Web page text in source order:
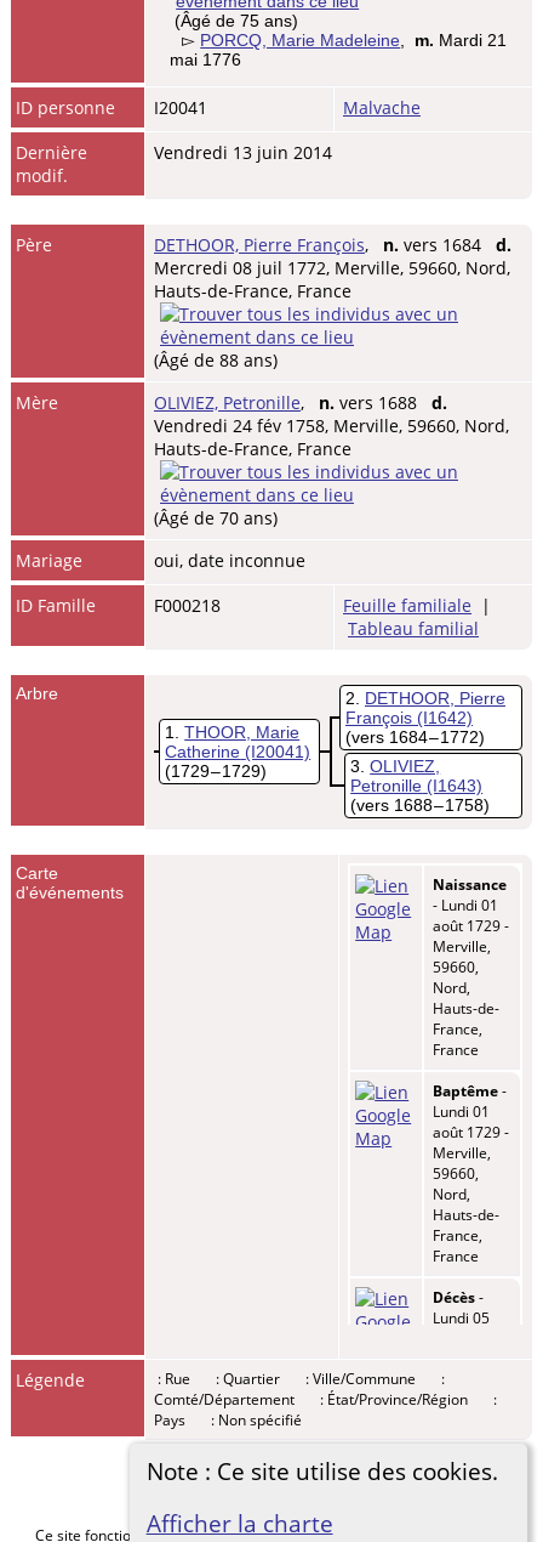
Note : Ce site utilise des cookies.
Afficher la charte
(Âgé de 75 ans)
▻ PORCQ, Marie Madeleine m. Mardi 21
mai 1776
ID personne I20041
Malvache
Dernière
modif.
Vendredi 13 juin 2014
Père DETHOOR, Pierre François, n. vers 1684 d.
Mercredi 08 juil 1772, Merville, 59660, Nord,
Hauts-de-France, France
(Âgé de 88 ans)
Mère
OLIVIEZ, Petronille, n. vers 1688 d.
Vendredi 24 fév 1758, Merville, 59660, Nord,
Hauts-de-France, France
(Âgé de 70 ans)
Mariage
oui, date inconnue
ID Famille
F000218 Feuille familiale |
Tableau familial
Arbre
1
THOOR, Marie
Catherine (I20041)
(1729 – 1729)
2
DETHOOR, Pierre
François (I1642)
(vers 1684 – 1772)
3 OLIVIEZ,
Petronille (I1643)
(vers 1688 – 1758)
Carte
d'événements
Naissance
- Lundi 01
août 1729 -
Merville,
59660,
Nord,
Hauts-de-
France,
France
Baptême-
Lundi 01
août 1729 -
Merville,
59660,
Nord,
Hauts-de-
France,
France
Décès-
Lundi 05
59660,
Nord,
France
Légende : Rue : Quartier : Ville/Commune
:
Comté/Département
: État/Province/Région
:
Pays
: Non spécifié
Ce site fonctionne grace au logicielThe Next Generation of Genealogy